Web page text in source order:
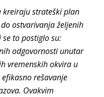
kreiraju strateški plan
ostvarivanja željenih
to postiglo su:
odgovornosti unutar
vremenskih okvira u
rešavanje
Ovakvim